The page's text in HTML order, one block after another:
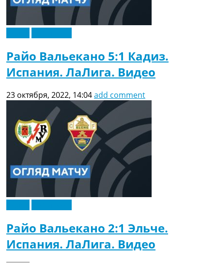
Райо Вальекано 5:1 Кадиз.
Испания. ЛаЛига. Видео
23 октября, 2022, 14:04add comment
Райо Вальекано 2:1 Эльче.
Испания. ЛаЛига. Видео